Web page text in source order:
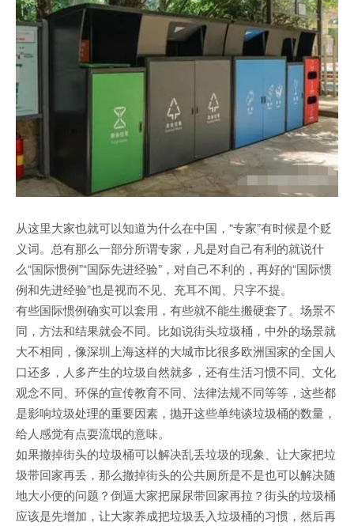
从这里大家也就可以知道为什么在中国，“专家”有时候是个贬
义词。总有那么一部分所谓专家，凡是对自己有利的就说什
么“国际惯例”“国际先进经验”，对自己不利的，再好的“国际惯
例和先进经验”也是视而不见、充耳不闻、只字不提。
有些国际惯例确实可以套用，有些就不能生搬硬套了。场景不
同，方法和结果就会不同。比如说街头垃圾桶，中外的场景就
大不相同，像深圳上海这样的大城市比很多欧洲国家的全国人
口还多，人多产生的垃圾自然就多，还有生活习惯不同、文化
观念不同、环保的宣传教育不同、法律法规不同等等，这些都
是影响垃圾处理的重要因素，抛开这些单纯谈垃圾桶的数量，
给人感觉有点耍流氓的意味。
如果撤掉街头的垃圾桶可以解决乱丢垃圾的现象、让大家把垃
圾带回家再丢，那么撤掉街头的公共厕所是不是也可以解决随
地大小便的问题？倒逼大家把屎尿带回家再拉？街头的垃圾桶
应该是先增加，让大家养成把垃圾丢入垃圾桶的习惯，然后再